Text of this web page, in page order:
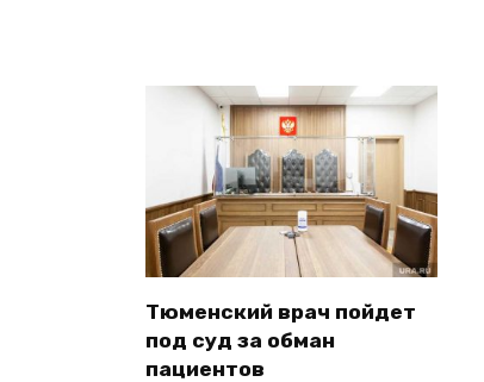
Тюменский врач пойдет
под суд за обман
пациентов